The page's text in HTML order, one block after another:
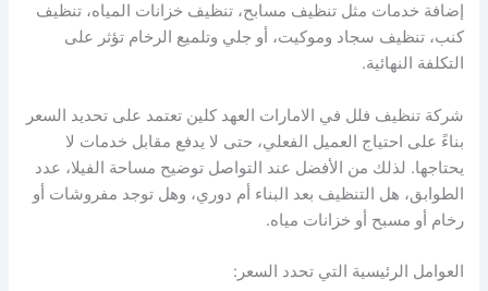
إضافة خدمات مثل تنظيف مسابح، تنظيف خزانات المياه، تنظيف
كنب، تنظيف سجاد وموكيت، أو جلي وتلميع الرخام تؤثر على
التكلفة النهائية.
شركة تنظيف فلل في الامارات العهد كلين تعتمد على تحديد السعر
بناءً على احتياج العميل الفعلي، حتى لا يدفع مقابل خدمات لا
يحتاجها. لذلك من الأفضل عند التواصل توضيح مساحة الفيلا، عدد
الطوابق، هل التنظيف بعد البناء أم دوري، وهل توجد مفروشات أو
رخام أو مسبح أو خزانات مياه.
العوامل الرئيسية التي تحدد السعر: